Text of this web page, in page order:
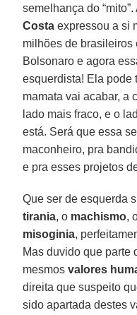
semelhança do
Costa expressou a si
milhões de brasileiros
Bolsonaro e agora
esquerdista! Ela pode
mamata vai acabar, a
lado mais fraco, e o
está. Será que essa
maconheiro, pra
e pra esses projetos
Que ser de esquerda
tirania, o machismo,
misoginia,
Mas duvido que parte
mesmosvalores
direita que suspeito
sido apartada destes